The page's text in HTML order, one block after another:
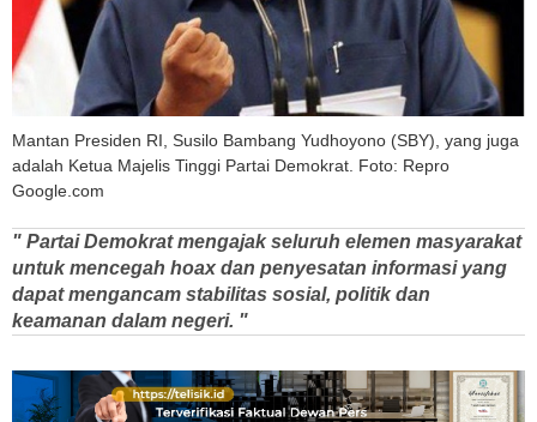
Mantan Presiden RI, Susilo Bambang Yudhoyono (SBY), yang juga
adalah Ketua Majelis Tinggi Partai Demokrat. Foto: Repro
Google.com
" Partai Demokrat mengajak seluruh elemen masyarakat
untuk mencegah hoax dan penyesatan informasi yang
dapat mengancam stabilitas sosial, politik dan
keamanan dalam negeri. "